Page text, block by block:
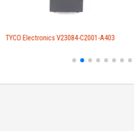
TYCO Electronics V23084-C2001-A403